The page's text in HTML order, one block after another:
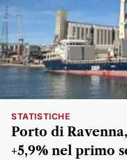
STATISTICHE
Porto di
+5,9% nel primo